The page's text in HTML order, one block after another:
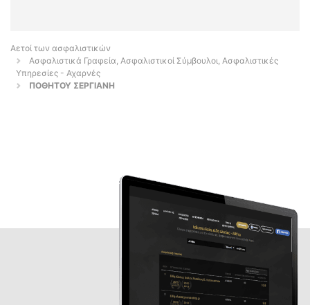
Αετοί των ασφαλιστικών
Ασφαλιστικά Γραφεία, Ασφαλιστικοί Σύμβουλοι, Ασφαλιστικές
Υπηρεσίες - Αχαρνές
ΠΟΘΗΤΟΥ ΣΕΡΓΙΑΝΗ